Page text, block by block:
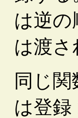
は逆の
は渡さ
同じ
は登録